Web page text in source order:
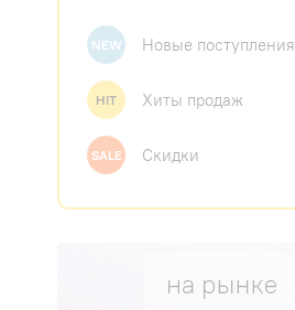
NEW Новые поступления
HIT Хиты продаж
SALE Скидки